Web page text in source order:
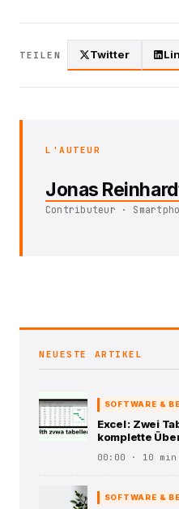
TEILEN Twitter
L'AUTEUR
Jonas
Contributeur ·
NEUESTE ARTIKEL
SOFTWARE &
Excel : Zwei
komplette
00:00 · 10 min
SOFTWARE &